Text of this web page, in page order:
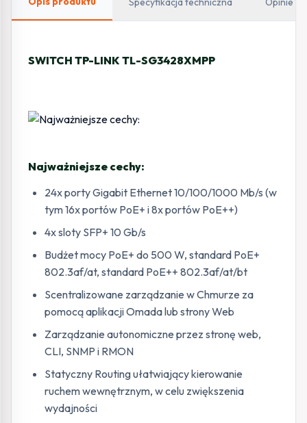
SWITCH TP-LINK TL-SG3428XMPP
Najważniejsze cechy:
24x porty Gigabit Ethernet 10/100/1000 Mb/s (w
tym 16x portów PoE+ i 8x portów PoE++)
4x sloty SFP+ 10 Gb/s
Budżet mocy PoE+ do 500 W, standard PoE+
802.3af/at, standard PoE++ 802.3af/at/bt
Scentralizowane zarządzanie w Chmurze za
pomocą aplikacji Omada lub strony Web
Zarządzanie autonomiczne przez stronę web,
CLI, SNMP i RMON
Statyczny Routing ułatwiający kierowanie
ruchem wewnętrznym, w celu zwiększenia
wydajności